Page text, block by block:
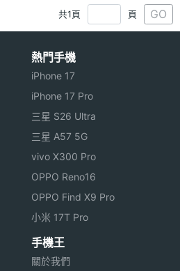
共1頁 頁 GO
熱門手機
iPhone 17
iPhone 17 Pro
三星 S26 Ultra
三星 A57 5G
vivo X300 Pro
OPPO Reno16
OPPO Find X9 Pro
小米 17T Pro
手機王
關於我們